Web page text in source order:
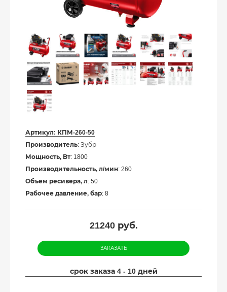
Артикул: КПМ-260-50
Производитель: Зубр
Мощность, Вт: 1800
Производительность, л/мин: 260
Объем ресивера, л: 50
Рабочее давление, бар: 8
21240руб.
ЗАКАЗАТЬ
срок заказа 4 - 10 дней